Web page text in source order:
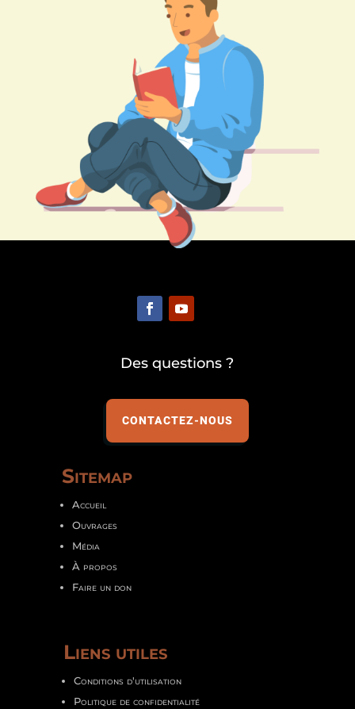
Des questions ?
CONTACTEZ-NOUS
Sitemap
Accueil
Ouvrages
Média
À propos
Faire un don
Liens utiles
Conditions d'utilisation
Politique de confidentialité